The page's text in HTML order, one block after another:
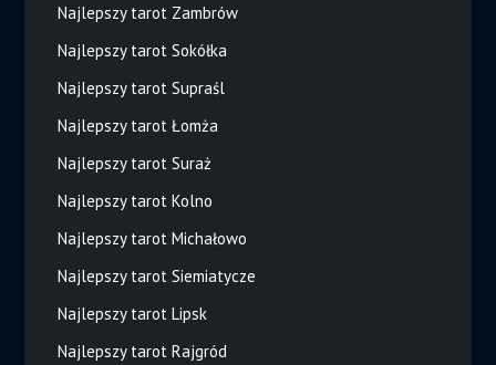
Najlepszy tarot Zambrów
Najlepszy tarot Sokółka
Najlepszy tarot Supraśl
Najlepszy tarot Łomża
Najlepszy tarot Suraż
Najlepszy tarot Kolno
Najlepszy tarot Michałowo
Najlepszy tarot Siemiatycze
Najlepszy tarot Lipsk
Najlepszy tarot Rajgród